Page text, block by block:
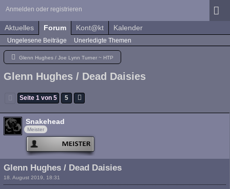
Anmelden oder registrieren
Aktuelles Forum Kont@kt Kalender
Ungelesene Beiträge Unerledigte Themen
Glenn Hughes / Joe Lynn Turner ~ HTP
Glenn Hughes / Dead Daisies
Seite 1 von 5 5
Snakehead
Meister
Glenn Hughes / Dead Daisies
18. August 2019, 18:31